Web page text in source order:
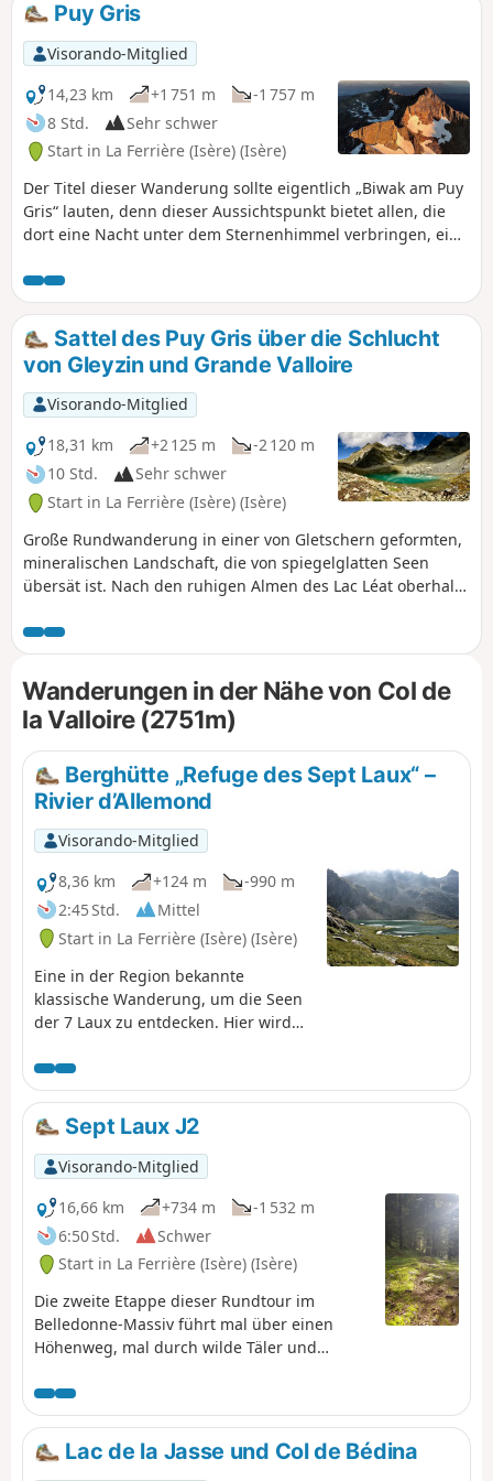
Puy Gris
Visorando-Mitglied
14,23 km
+1 751 m
-1 757 m
8 Std.
Sehr schwer
Start in La Ferrière (Isère) (Isère)
Der Titel dieser Wanderung sollte eigentlich „Biwak am Puy
Gris“ lauten, denn dieser Aussichtspunkt bietet allen, die
dort eine Nacht unter dem Sternenhimmel verbringen, ein
Sonnenaufgänge in einem grandiosen Panorama, dem
schönsten der Belledonne. Wunderschöne Seen säumen die
Route und die alpine Tierwelt ist regelmäßig zu sehen. Jede
anspruchsvolle Wanderung erfordert Vorbereitung, und
diese sehr anspruchsvolle Tour verlangt eine gründliche
Planung im Vorfeld.
Sattel des Puy Gris über die Schlucht
von Gleyzin und Grande Valloire
Visorando-Mitglied
18,31 km
+2 125 m
-2 120 m
10 Std.
Sehr schwer
Start in La Ferrière (Isère) (Isère)
Große Rundwanderung in einer von Gletschern geformten,
mineralischen Landschaft, die von spiegelglatten Seen
übersät ist. Nach den ruhigen Almen des Lac Léat oberhalb
Wanderung zu den Pässen und Gipfeln rund um den Puy
Gris, bevor sie wieder hinab zu den von den Seen der
Grande Valloire gebildeten Juwelen führt. Die Wanderung
kann mit einer Übernachtung in einer Berghütte
unternommen werden und lässt sich mit der einfachen
Besteigung des Puy Gris verbinden: siehe Rubrik „Während
der Wanderung“.
Wanderungen in der Nähe von Col de
la Valloire (2751m)
Berghütte „Refuge des Sept Laux“ –
Rivier d’Allemond
Visorando-Mitglied
8,36 km
+124 m
-990 m
2:45 Std.
Mittel
Start in La Ferrière (Isère) (Isère)
Eine in der Region bekannte
klassische Wanderung, um die Seen
der 7 Laux zu entdecken. Hier wird
genutzt, um diese Überquerung zu
beenden, da es nicht möglich ist,
problemlos zur Refuge de l’Oule
weiterzugehen.
Sept Laux J2
Visorando-Mitglied
16,66 km
+734 m
-1 532 m
6:50 Std.
Schwer
Start in La Ferrière (Isère) (Isère)
Die zweite Etappe dieser Rundtour im
Belledonne-Massiv führt mal über einen
Höhenweg, mal durch wilde Täler und
umrunden. ⚠️15.06.2026: Ein Hinweis weist
auf einen Erdrutsch am Cul de la Vieille
zwischen den Wegmarkierungen 2 und 3
hin, sodass diese Route nicht begehbar ist.
Lac de la Jasse und Col de Bédina